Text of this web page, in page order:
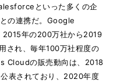
といった多くの企
の連携だ。Google
年の200万社から2019
され、毎年100万社程度の
Cloudの販売動向は、2018
表されており、2020年度